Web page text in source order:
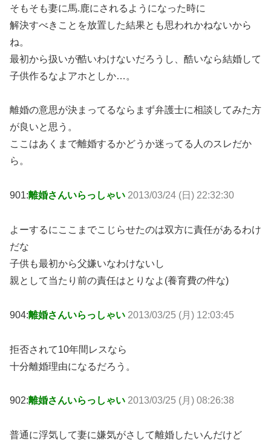
そもそも妻に馬.鹿にされるようになった時に
解決すべきことを放置した結果とも思われかねないから
ね。
最初から扱いが酷いわけないだろうし、酷いなら結婚して
子供作るなよアホとしか…。
離婚の意思が決まってるならまず弁護士に相談してみた方
が良いと思う。
ここはあくまで離婚するかどうか迷ってる人のスレだか
ら。
901:離婚さんいらっしゃい 2013/03/24 (日) 22:32:30
よーするにここまでこじらせたのは双方に責任があるわけ
だな
子供も最初から父嫌いなわけないし
親として当たり前の責任はとりなよ(養育費の件な)
904:離婚さんいらっしゃい 2013/03/25 (月) 12:03:45
拒否されて10年間レスなら
十分離婚理由になるだろう。
902:離婚さんいらっしゃい 2013/03/25 (月) 08:26:38
普通に浮気して妻に嫌気がさして離婚したいんだけど